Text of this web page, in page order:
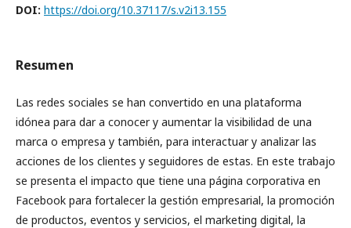
DOI: https://doi.org/10.37117/s.v2i13.155
Resumen
Las redes sociales se han convertido en una plataforma
idónea para dar a conocer y aumentar la visibilidad de una
marca o empresa y también, para interactuar y analizar las
acciones de los clientes y seguidores de estas. En este trabajo
se presenta el impacto que tiene una página corporativa en
Facebook para fortalecer la gestión empresarial, la promoción
de productos, eventos y servicios, el marketing digital, la